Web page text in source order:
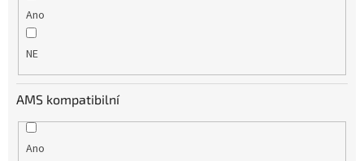
Ano
NE
AMS kompatibilní
Ano